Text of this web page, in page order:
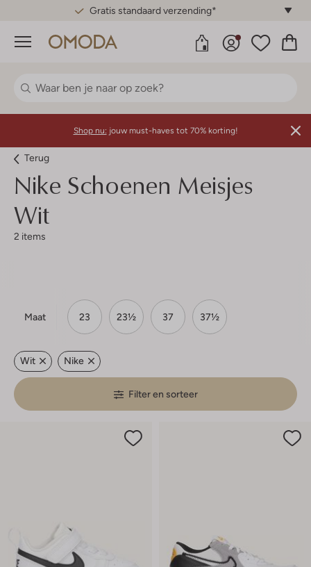
Gratis standaard verzending*
Menu
Shop nu: jouw must-haves tot 70% korting!
Terug
Nike Schoenen Meisjes
Wit
2 items
Maat 23 23½ 37 37½
Wit Nike
Filter en sorteer